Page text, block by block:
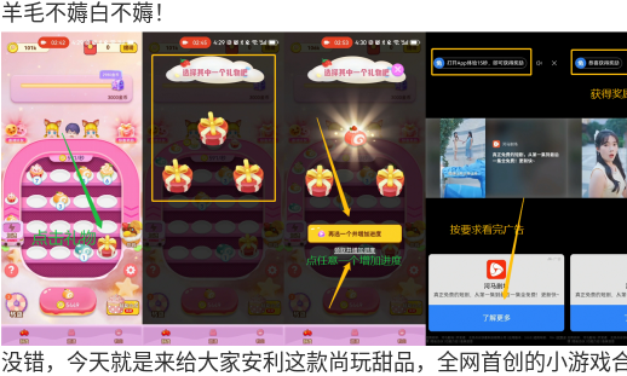
羊毛不薅白不薅！
没错，今天就是来给大家安利这款尚玩甜品，全网首创的小游戏